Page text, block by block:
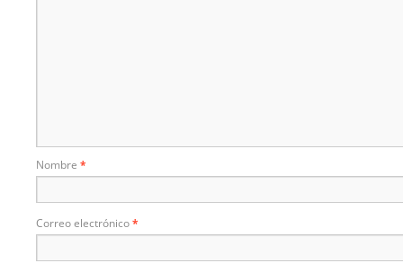
Nombre *
Correo electrónico*